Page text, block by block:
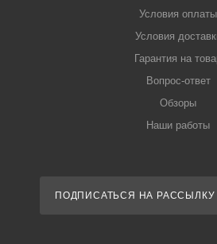
Условия оплаты
Условия
Гарантия на
Вопрос-ответ
Обзоры
Наши работы
ПОДПИСАТЬСЯ НА РАССЫЛКУ